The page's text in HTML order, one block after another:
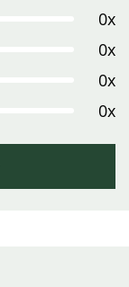
0x
0x
0x
0x